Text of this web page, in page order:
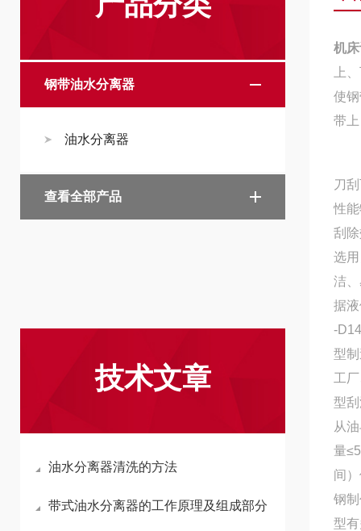
钢带油水分离器
油水分离器
查看全部产品
技术文章
油水分离器清洗的方法
带式油水分离器的工作原理及组成部分
机
上
使
带
刀
性
刮
选
洁
据
-D14
型
工
型
从
量
间
钢
型